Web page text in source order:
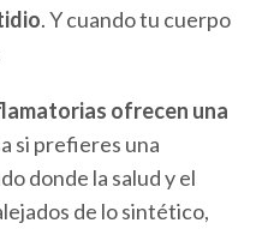
. Y cuando tu cuerpo
ofrecen una
si prefieres una
donde la salud y el
de lo sintético,